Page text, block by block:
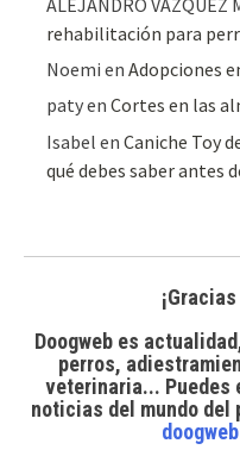
rehabilitación para
Noemi enAdopciones
patyenCortes en las
Isabel enCaniche Toy
qué debes saber antes
Doogweb es
perros,
veterinaria... Puedes
noticias del mundo del
doogweb